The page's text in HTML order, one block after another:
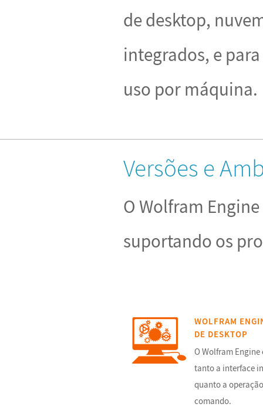
de desktop,
integrados, e
uso por máquina.
Versões e
O Wolfram
suportando os
WOLFRAM
DE DESKTOP
O Wolfram
tanto a interface
quanto a
comando.